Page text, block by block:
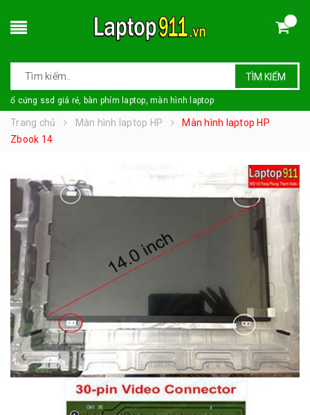
TÌM KIẾM
ổ cứng ssd giá rẻ, bàn phím laptop, màn hình laptop
Trang chủ Màn hình laptop HP
Màn hình laptop HP
Zbook 14